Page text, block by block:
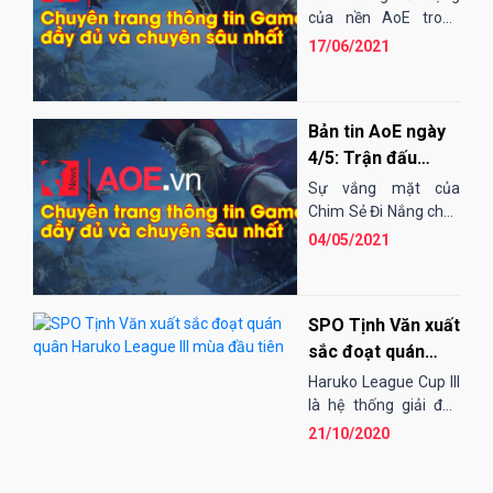
của nền AoE trong
tuần qua, có lẽ câu
17/06/2021
Bản tin AoE ngày
4/5: Trận đấu
"nóng" nhất của
cộng đồng Đế chế
Sự vắng mặt của
Chim Sẻ Đi Nắng chắc
chắn sẽ khiến các fan
04/05/2021
SPO Tịnh Văn xuất
sắc đoạt quán
quân Haruko
League III mùa
đầu tiên
Haruko League Cup III
là hệ thống giải đấu
chuyên nghiệp lần
21/10/2020